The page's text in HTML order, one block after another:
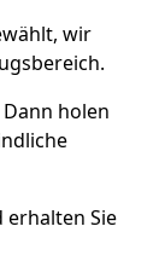
wir
Dann holen
erhalten Sie